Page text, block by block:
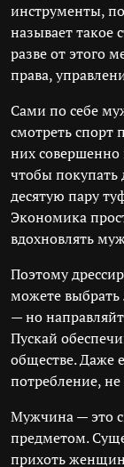
инструменты,
называет такое
разве от этого
права,
Сами по себе
смотреть спорт
них совершенно
чтобы
десятую пару
Экономика
вдохновлять
Поэтому
можете
— но
Пускай
обществе. Даже
потребление, не
Мужчина — это
предметом.
прихоть